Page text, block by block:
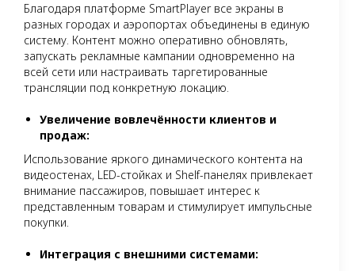
Благодаря платформе SmartPlayer все экраны в
разных городах и аэропортах объединены в единую
систему. Контент можно оперативно обновлять,
запускать рекламные кампании одновременно на
всей сети или настраивать таргетированные
трансляции под конкретную локацию.
Увеличение вовлечённости клиентов и
продаж:
Использование яркого динамического контента на
видеостенах, LED-стойках и Shelf-панелях привлекает
внимание пассажиров, повышает интерес к
представленным товарам и стимулирует импульсные
покупки.
Интеграция с внешними системами: